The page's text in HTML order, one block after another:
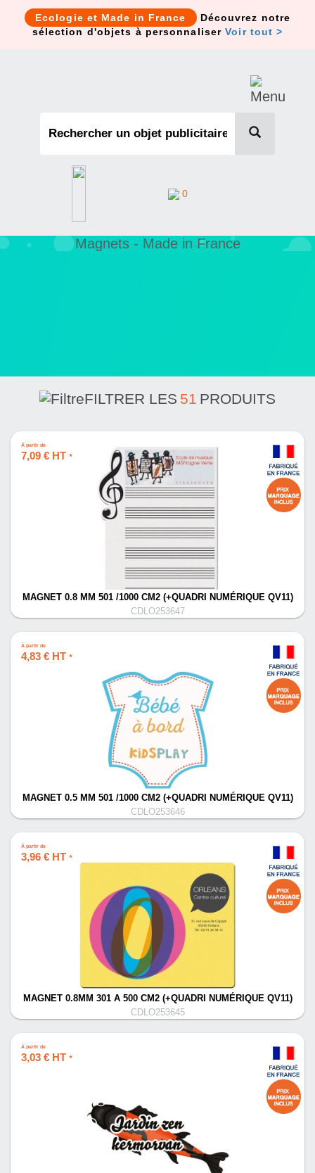
Ecologie et Made in France
Découvrez notre
sélection d'objets à personnaliserVoir tout >
0
Magnets - Made in France
FILTRER LES 51 PRODUITS
À partir de
7,09 € HT *
MAGNET 0.8 MM 501 /1000 CM2 (+QUADRI NUMÉRIQUE QV11)
CDLO253647
À partir de
4,83 € HT *
MAGNET 0.5 MM 501 /1000 CM2 (+QUADRI NUMÉRIQUE QV11)
CDLO253646
À partir de
3,96 € HT *
MAGNET 0.8MM 301 A 500 CM2 (+QUADRI NUMÉRIQUE QV11)
CDLO253645
À partir de
3,03 € HT *
Cookies management panel